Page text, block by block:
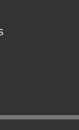
de page 3